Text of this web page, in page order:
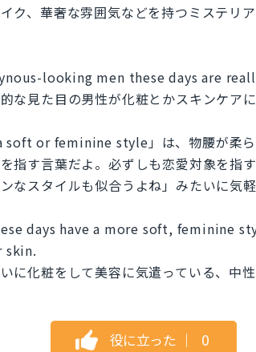
ク、華奢な雰囲気などを持つミステリ
looking men these days are
な見た目の男性が化粧とかスキンケア
soft or feminine style」は、物腰が柔ら
指す言葉だよ。必ずしも恋愛対象を指
なスタイルも似合うよね」みたいに気
days have a more soft, feminine
skin.
に化粧をして美容に気遣っている、中
役に立った ｜ 0